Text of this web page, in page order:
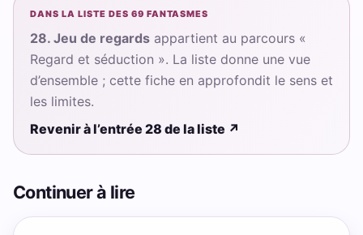
DANS LA LISTE DES 69 FANTASMES
28. Jeu de regards appartient au parcours «
Regard et séduction ». La liste donne une vue
d’ensemble ; cette fiche en approfondit le sens et
les limites.
Revenir à l’entrée 28 de la liste ↗
Continuer à lire